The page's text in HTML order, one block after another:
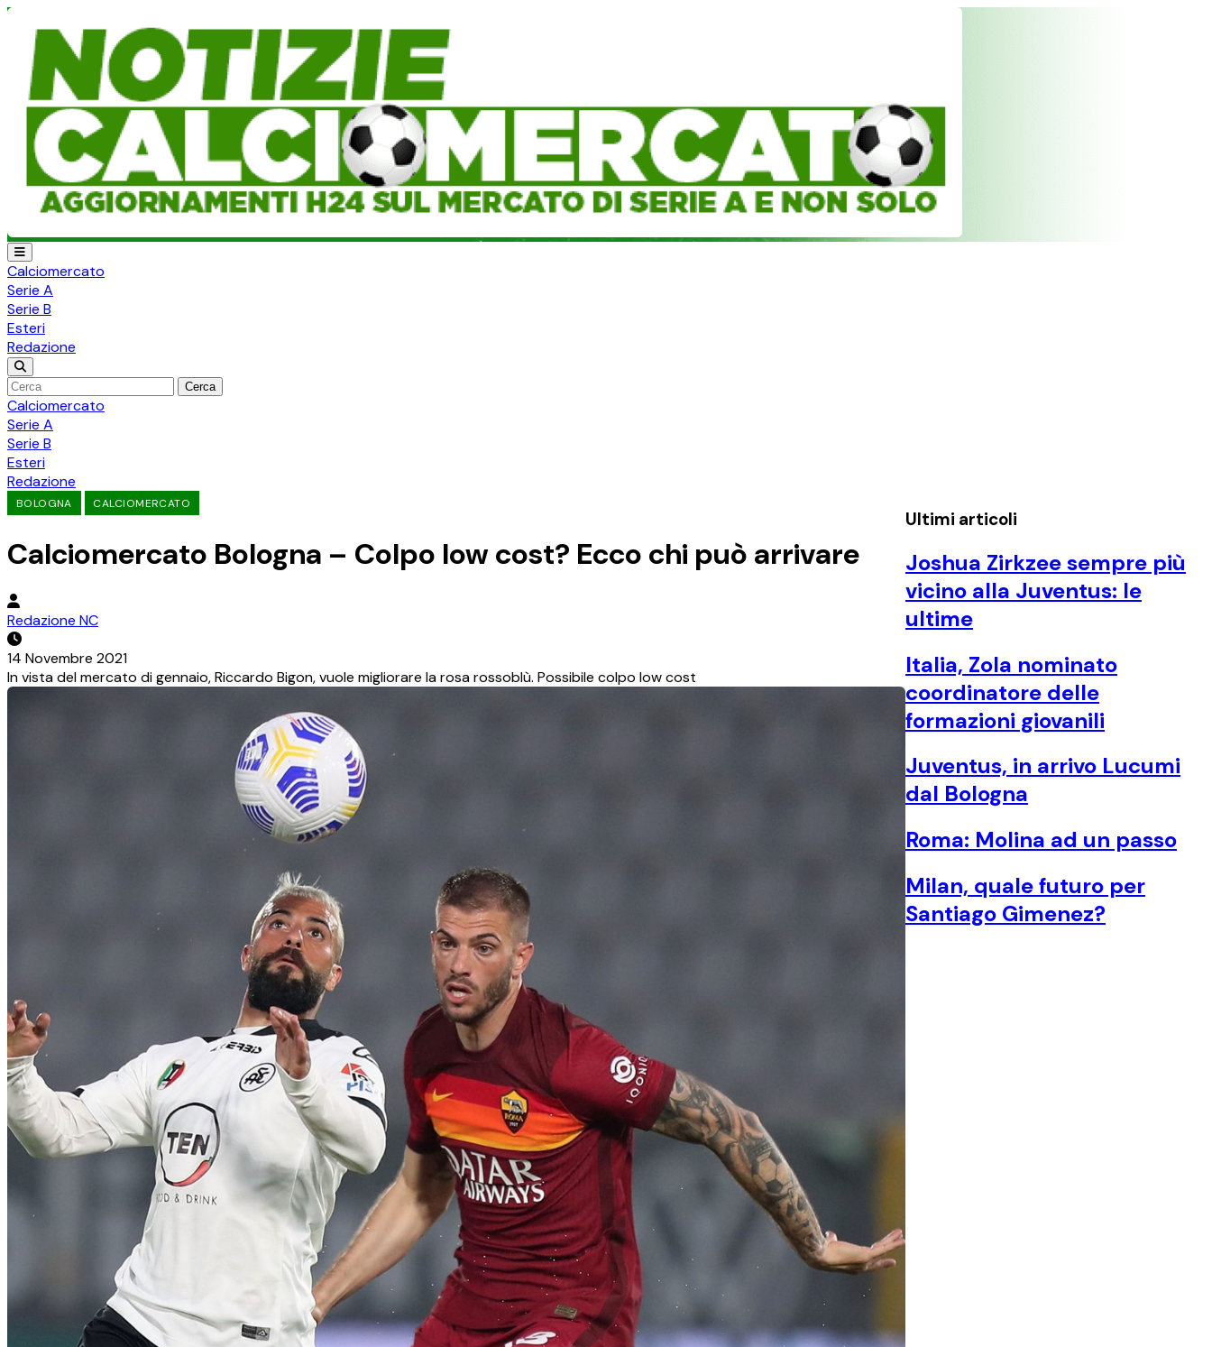
Calciomercato
Serie A
Serie B
Esteri
Redazione
Cerca
Calciomercato
Serie A
Serie B
Esteri
Redazione
BOLOGNA CALCIOMERCATO
Calciomercato Bologna – Colpo low cost? Ecco chi può arrivare
Redazione NC
14 Novembre 2021
In vista del mercato di gennaio, Riccardo Bigon, vuole migliorare la rosa rossoblù. Possibile colpo low cost
Ultimi articoli
Joshua Zirkzee sempre più
vicino alla Juventus: le
ultime
Italia, Zola nominato
coordinatore delle
formazioni giovanili
Juventus, in arrivo Lucumi
dal Bologna
Roma: Molina ad un passo
Milan, quale futuro per
Santiago Gimenez?